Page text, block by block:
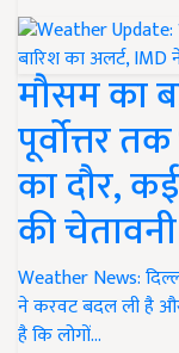
मौसम का
पूर्वोत्तर
का दौर,
की चेतावनी
Weather News:
ने करवट बदल ली है
है कि लोगों…